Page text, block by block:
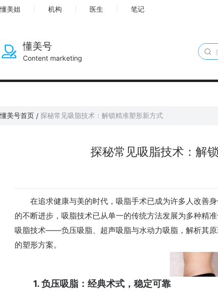
懂美姐 机构 医生 笔记
懂美号
Content marketing
懂美号首页 / 探秘常见吸脂技术：解锁精准塑形新方式
探秘常见吸脂技术：解
在追求健康与美的时代，吸脂手术已成为许多人改善身
的不断进步，吸脂技术已从单一的传统方法发展为多种精
吸脂技术——负压吸脂、超声吸脂与水动力吸脂，解析其
的塑形方案。
1. 负压吸脂：经典术式，稳定可靠